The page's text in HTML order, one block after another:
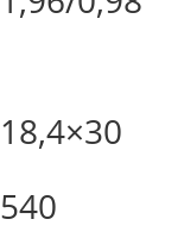
18,4×30
540